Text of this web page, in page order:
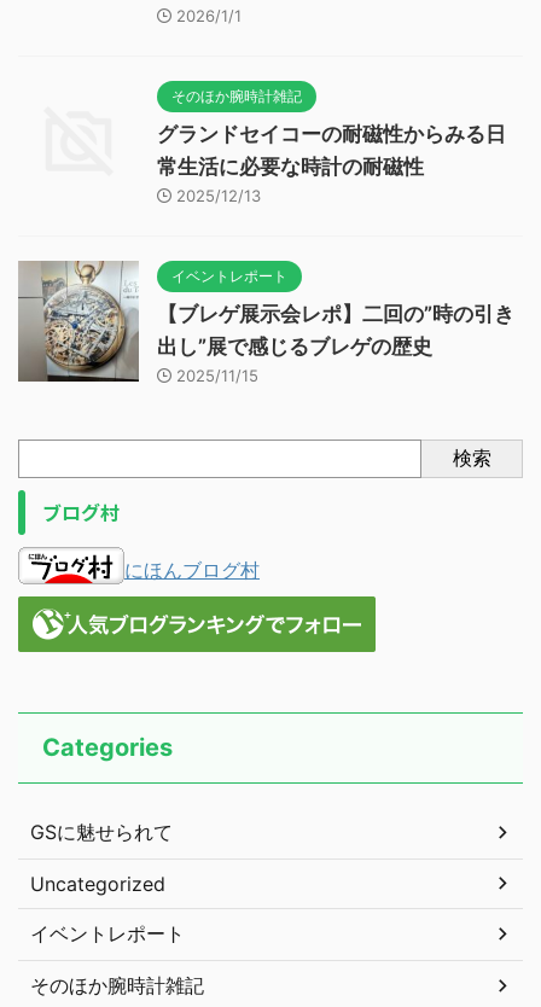
2026/1/1
そのほか腕時計雑記
グランドセイコーの耐磁性からみる日
常生活に必要な時計の耐磁性
2025/12/13
イベントレポート
【ブレゲ展示会レポ】二回の”時の引き
出し”展で感じるブレゲの歴史
2025/11/15
検索
ブログ村
にほんブログ村
Categories
GSに魅せられて
Uncategorized
イベントレポート
そのほか腕時計雑記